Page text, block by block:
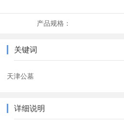
产品规格：
关键词
天津公墓
详细说明